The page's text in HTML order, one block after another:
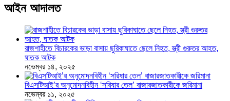
আইন আদালত
রাজশাহীতে বিচারকের ভাড়া বাসায় ছুরিকাঘাতে ছেলে নিহত, স্ত্রী গুরুতর আহত,
ঘাতক আটক
নভেম্বর ১৪, ২০২৫
বিএসটিআই’র অনুমোদনবিহীন ‘সরিষার তেল’ বাজারজাতকারীকে জরিমানা
নভেম্বর ১১, ২০২৫